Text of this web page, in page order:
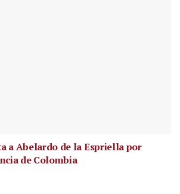
a Abelardo de la Espriella por
de Colombia